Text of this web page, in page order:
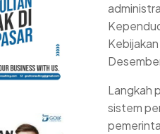
Langkah
sistem